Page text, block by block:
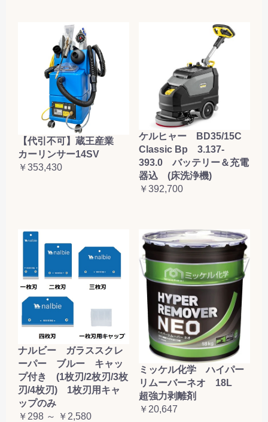
【代引不可】蔵王産業
カーリンサー14SV
￥353,430
ケルヒャー BD35/15C
Classic Bp 3.137-
393.0 バッテリー＆充電
器込 (床洗浄機)
￥392,700
ナルビー ガラススクレ
ーパー ブルー キャッ
プ付き (1枚刃/2枚刃/3枚
刃/4枚刃) 1枚刃用キャ
ップのみ
￥298 ～ ￥2,580
ミッケル化学 ハイパー
リムーバーネオ 18L
超強力剥離剤
￥20,647